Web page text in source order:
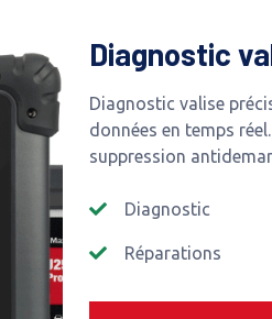
Diagnostic
Diagnostic valise
données en temps
suppression
Diagnostic
Réparations